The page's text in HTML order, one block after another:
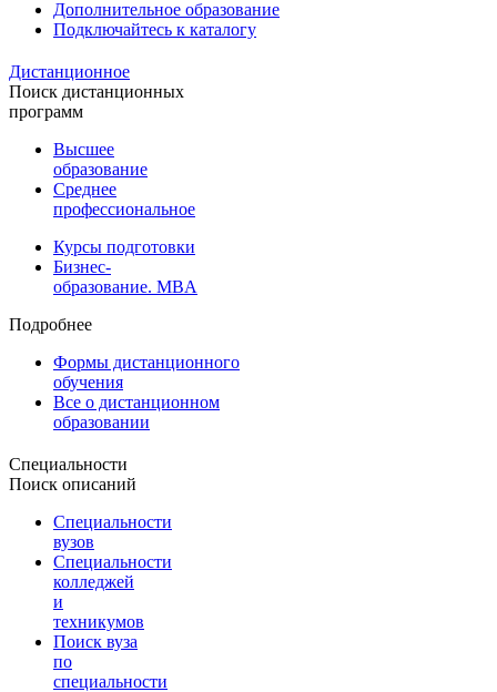
Дополнительное образование
Подключайтесь к каталогу
Дистанционное
Поиск дистанционных
программ
Высшее
образование
Среднее
профессиональное
Курсы подготовки
Бизнес-
образование. MBA
Подробнее
Формы дистанционного
обучения
Все о дистанционном
образовании
Специальности
Поиск описаний
Специальности
вузов
Специальности
колледжей
и
техникумов
Поиск вуза
по
специальности